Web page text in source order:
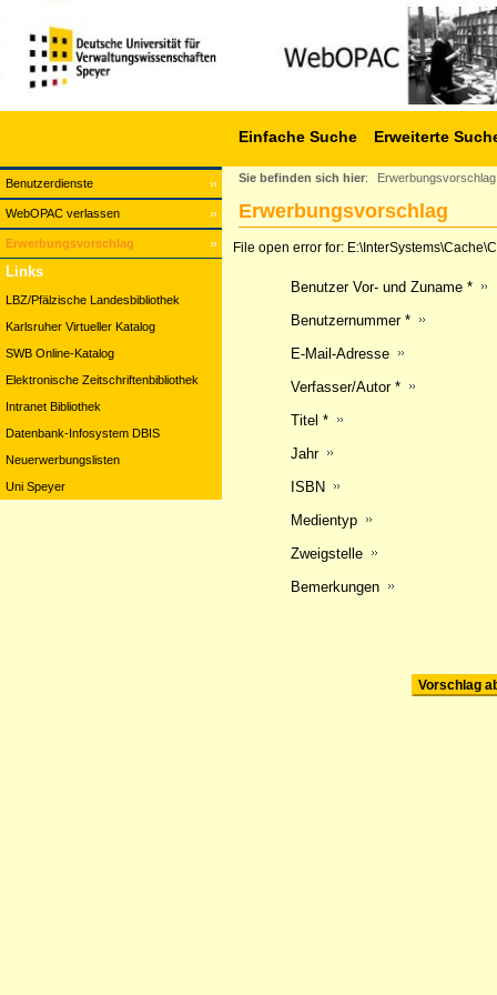
Benutzerdienste
WebOPAC verlassen
Erwerbungsvorschlag
Einfache Suche Erweiterte
Links
LBZ/Pfälzische Landesbibliothek
Karlsruher Virtueller Katalog
SWB Online-Katalog
Elektronische Zeitschriftenbibliothek
Intranet Bibliothek
Datenbank-Infosystem DBIS
Neuerwerbungslisten
Uni Speyer
Sie befinden sich hier: Erwerbungsvorschlag
Erwerbungsvorschlag
File open error for:
Benutzer Vor- und Zuname *
Benutzernummer *
E-Mail-Adresse
Verfasser/Autor *
Titel *
Jahr
ISBN
Medientyp
Zweigstelle
Bemerkungen